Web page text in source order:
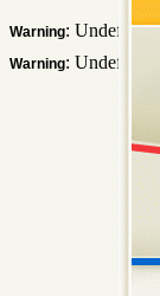
Warning:
Warning: Undefined